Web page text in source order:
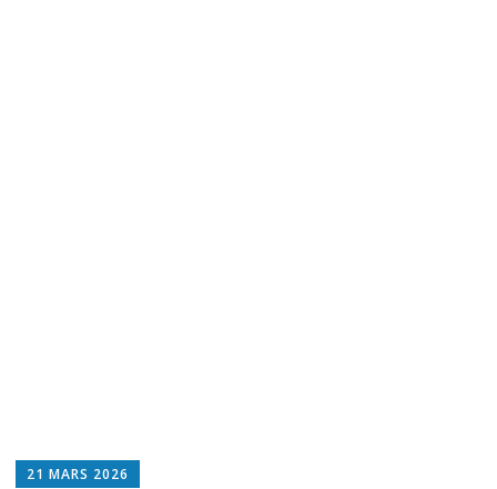
21 MARS 2026